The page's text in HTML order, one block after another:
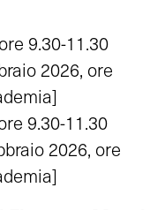
9.30-11.30
2026, ore
9.30-11.30
2026, ore